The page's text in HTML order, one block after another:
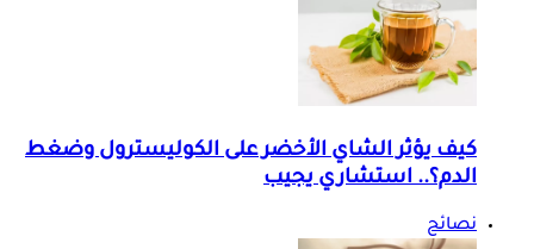
كيف يؤثر الشاي الأخضر على الكوليسترول وضغط
الدم؟.. استشاري يجيب
نصائح